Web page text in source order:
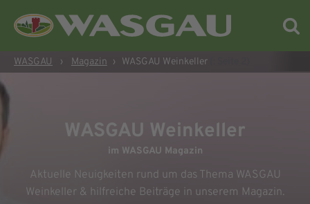
WASGAU › Magazin › WASGAU Weinkeller(: Seite 2)
WASGAU Weinkeller
im WASGAU Magazin
Aktuelle Neuigkeiten rund um das Thema WASGAU
Weinkeller & hilfreiche Beiträge in unserem Magazin.